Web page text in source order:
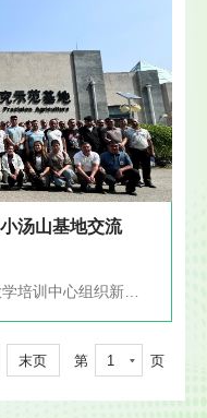
汤山基地交流
末页 第 1 页